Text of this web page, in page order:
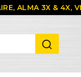
ALMA 3X & 4X,